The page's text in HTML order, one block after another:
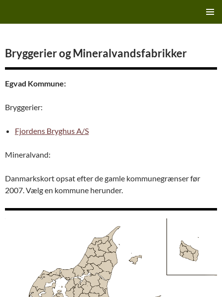
Bryggerier og Mineralvandsfabrikker
Egvad Kommune:
Bryggerier:
Fjordens Bryghus A/S
Mineralvand:
Danmarkskort opsat efter de gamle kommunegrænser før
2007. Vælg en kommune herunder.